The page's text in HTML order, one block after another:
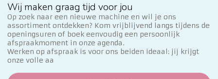
Wij maken graag tijd voor jou
Op zoek naar een nieuwe machine en wil je ons
assortiment ontdekken? Kom vrijblijvend langs tijdens de
openingsuren of boek eenvoudig een persoonlijk
afspraakmoment in onze agenda.
Werken op afspraak is voor ons beiden ideaal: jij krijgt
onze volle aa